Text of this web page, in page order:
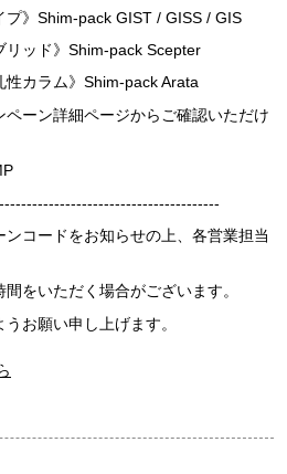
》 Shim-pack GIST / GISS / GIS
ッド》 Shim-pack Scepter
カラム》 Shim-pack Arata
ーン詳細ページからご確認いただけ
コードをお知らせの上、各営業担当
をいただく場合がございます。
お願い申し上げます。